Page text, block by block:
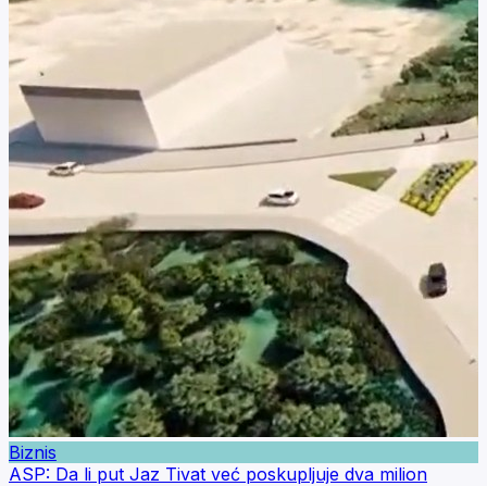
Biznis
ASP: Da li put Jaz Tivat već poskupljuje dva milion